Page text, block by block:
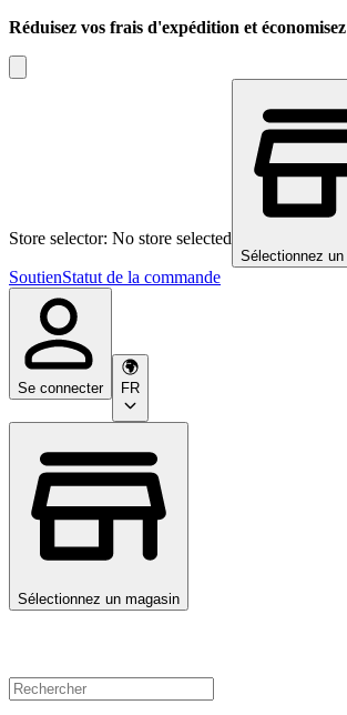
Réduisez vos frais d'expédition et
Store selector: No store selected
Sélectionnez
SoutienStatut de la commande
Se connecter FR
Sélectionnez un magasin